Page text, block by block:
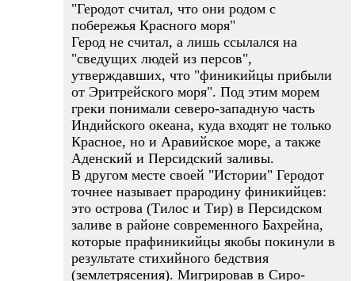
"Геродот считал, что они родом с
побережья Красного моря"
Герод не считал, а лишь ссылался на
"сведущих людей из персов",
утверждавших, что "финикийцы прибыли
от Эритрейского моря". Под этим морем
греки понимали северо-западную часть
Индийского океана, куда входят не только
Красное, но и Аравийское море, а также
Аденский и Персидский заливы.
В другом месте своей "Истории" Геродот
точнее называет прародину финикийцев:
это острова (Тилос и Тир) в Персидском
заливе в районе современного Бахрейна,
которые прафиникийцы якобы покинули в
результате стихийного бедствия
(землетрясения). Мигрировав в Сиро-